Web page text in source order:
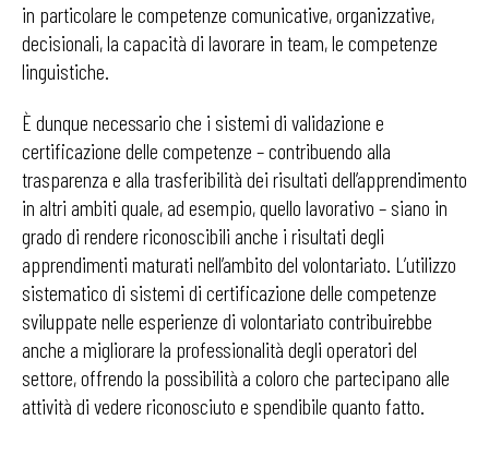
in particolare le competenze comunicative, organizzative,
decisionali, la capacità di lavorare in team, le competenze
linguistiche.
È dunque necessario che i sistemi di validazione e
certificazione delle competenze – contribuendo alla
trasparenza e alla trasferibilità dei risultati dell’apprendimento
in altri ambiti quale, ad esempio, quello lavorativo – siano in
grado di rendere riconoscibili anche i risultati degli
apprendimenti maturati nell’ambito del volontariato. L’utilizzo
sistematico di sistemi di certificazione delle competenze
sviluppate nelle esperienze di volontariato contribuirebbe
anche a migliorare la professionalità degli operatori del
settore, offrendo la possibilità a coloro che partecipano alle
attività di vedere riconosciuto e spendibile quanto fatto.